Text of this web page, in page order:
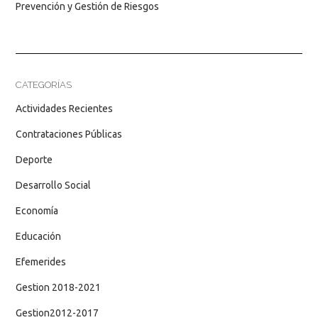
Prevención y Gestión de Riesgos
CATEGORÍAS
Actividades Recientes
Contrataciones Públicas
Deporte
Desarrollo Social
Economía
Educación
Efemerides
Gestion 2018-2021
Gestion2012-2017